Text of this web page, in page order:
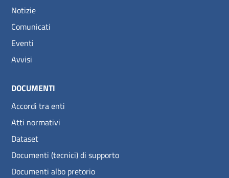
Notizie
Comunicati
Eventi
Avvisi
DOCUMENTI
Accordi tra enti
Atti normativi
Dataset
Documenti (tecnici) di supporto
Documenti albo pretorio